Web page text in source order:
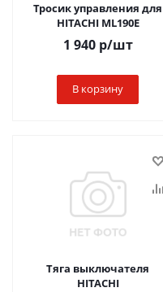
Тросик управления для
HITACHI ML190E
1 940р/шт
В корзину
Тяга выключателя
HITACHI